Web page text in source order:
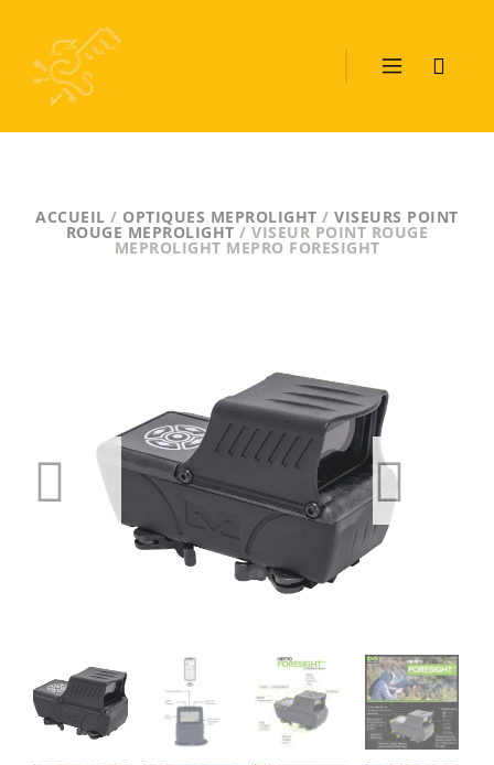
ACCUEIL / OPTIQUES MEPROLIGHT /VISEURS POINT
ROUGE MEPROLIGHT / VISEUR POINT ROUGE
MEPROLIGHT MEPRO FORESIGHT